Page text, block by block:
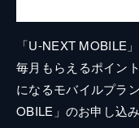
「U-NEXT MOBILE
毎月もらえるポイン
になるモバイルプラ
OBILE」のお申し込